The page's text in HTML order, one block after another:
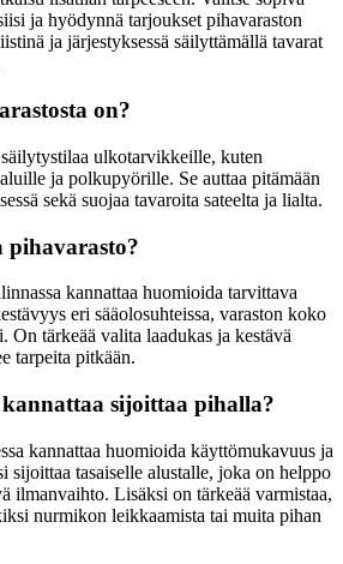
ja hyödynnä tarjoukset pihavaraston
ja järjestyksessä säilyttämällä tavarat
on?
ulkotarvikkeille, kuten
ja polkupyörille. Se auttaa pitämään
sekä suojaa tavaroita sateelta ja lialta.
pihavarasto?
kannattaa huomioida tarvittava
eri sääolosuhteissa, varaston koko
On tärkeää valita laadukas ja kestävä
tarpeita pitkään.
sijoittaa pihalla?
kannattaa huomioida käyttömukavuus ja
sijoittaa tasaiselle alustalle, joka on helppo
ilmanvaihto. Lisäksi on tärkeää varmistaa,
nurmikon leikkaamista tai muita pihan